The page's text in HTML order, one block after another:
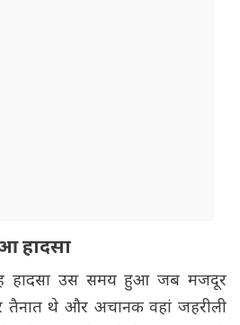
हादसा
हादसा उस समय हुआ जब मजदूर
तैनात थे और अचानक वहां जहरीली